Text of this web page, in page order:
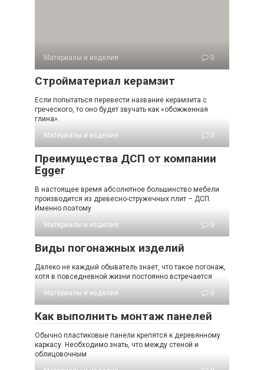
Материалы и изделия 0
Стройматериал керамзит
Если попытаться перевести название керамзита с
греческого, то оно будет звучать как «обожженная
глина».
Материалы и изделия
0
Преимущества ДСП от компании
Egger
В настоящее время абсолютное большинство мебели
производится из древесно-стружечных плит – ДСП.
Именно поэтому
Материалы и изделия
0
Виды погонажных изделий
Далеко не каждый обыватель знает, что такое погонаж,
хотя в повседневной жизни постоянно встречается
Материалы и изделия
0
Как выполнить монтаж панелей
Обычно пластиковые панели крепятся к деревянному
каркасу. Необходимо знать, что между стеной и
облицовочным